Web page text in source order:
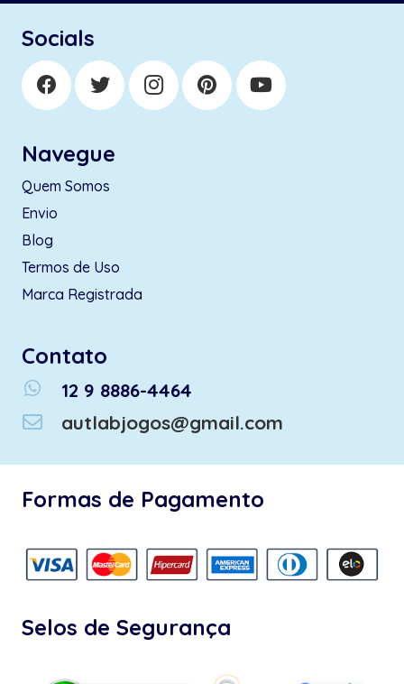
Socials
Navegue
Quem Somos
Envio
Blog
Termos de Uso
Marca Registrada
Contato
whatsapp
12 9 8886-4464
autlabjogos@gmail.com
Formas de Pagamento
Selos de Segurança